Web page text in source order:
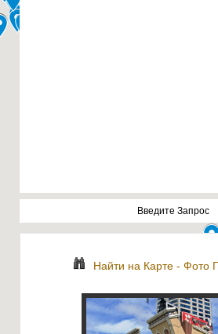
Найти на Карте -Фото